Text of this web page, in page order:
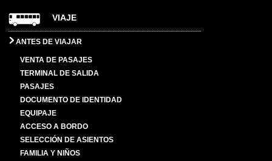
VIAJE
ANTES DE VIAJAR
VENTA DE PASAJES
TERMINAL DE SALIDA
PASAJES
DOCUMENTO DE IDENTIDAD
EQUIPAJE
ACCESO A BORDO
SELECCIÓN DE ASIENTOS
FAMILIA Y NIÑOS